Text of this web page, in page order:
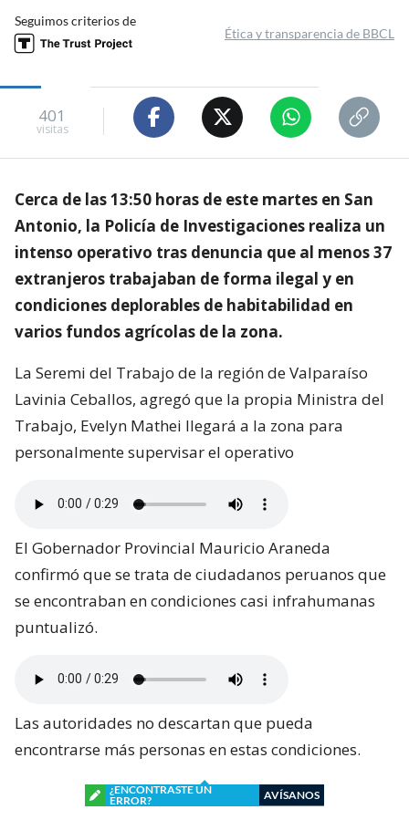
Seguimos criterios de
Ética y transparencia de BBCL
401
visitas
Cerca de las 13:50 horas de este martes en San
Antonio, la Policía de Investigaciones realiza un
intenso operativo tras denuncia que al menos 37
extranjeros trabajaban de forma ilegal y en
condiciones deplorables de habitabilidad en
varios fundos agrícolas de la zona.
La Seremi del Trabajo de la región de Valparaíso
Lavinia Ceballos, agregó que la propia Ministra del
Trabajo, Evelyn Mathei llegará a la zona para
personalmente supervisar el operativo
El Gobernador Provincial Mauricio Araneda
confirmó que se trata de ciudadanos peruanos que
se encontraban en condiciones casi infrahumanas
puntualizó.
Las autoridades no descartan que pueda
encontrarse más personas en estas condiciones.
¿ENCONTRASTE UN
ERROR?
AVÍSANOS